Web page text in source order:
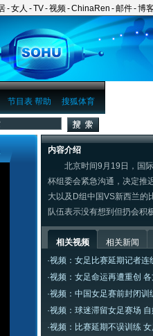
-女人 -TV-视频-ChinaRen -邮件-博
搜狐体育
节目表 帮助
内容介绍
北京时间9月19日，国际
杯组委会紧急沟通，决定推
大以及D组中国VS新西兰的
队伍表示没有想到但扔会积
相关视频 相关新闻
·视频：女足比赛延期记者连
·视频：女足命运再遭重创
·视频：中国女足赛前封闭训
·视频：球迷滞留女足赛场
·视频：比赛延期不误训练